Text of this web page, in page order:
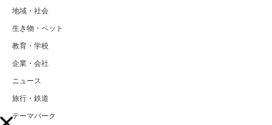
地域・社会
生き物・ペット
教育・学校
企業・会社
ニュース
旅行・鉄道
テーマパーク